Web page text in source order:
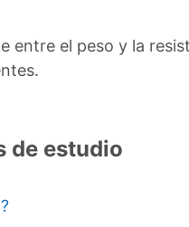
entre el peso y la
de estudio